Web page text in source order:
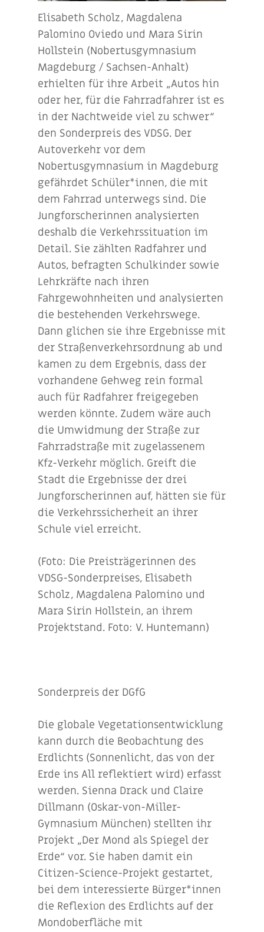
Elisabeth Scholz, Magdalena
Palomino Oviedo und Mara Sirin
Hollstein (Nobertusgymnasium
Magdeburg / Sachsen-Anhalt)
erhielten für ihre Arbeit „Autos hin
oder her, für die Fahrradfahrer ist es
in der Nachtweide viel zu schwer“
den Sonderpreis des VDSG. Der
Autoverkehr vor dem
Nobertusgymnasium in Magdeburg
gefährdet Schüler*innen, die mit
dem Fahrrad unterwegs sind. Die
Jungforscherinnen analysierten
deshalb die Verkehrssituation im
Detail. Sie zählten Radfahrer und
Autos, befragten Schulkinder sowie
Lehrkräfte nach ihren
Fahrgewohnheiten und analysierten
die bestehenden Verkehrswege.
Dann glichen sie ihre Ergebnisse mit
der Straßenverkehrsordnung ab und
kamen zu dem Ergebnis, dass der
vorhandene Gehweg rein formal
auch für Radfahrer freigegeben
werden könnte. Zudem wäre auch
die Umwidmung der Straße zur
Fahrradstraße mit zugelassenem
Kfz-Verkehr möglich. Greift die
Stadt die Ergebnisse der drei
Jungforscherinnen auf, hätten sie für
die Verkehrssicherheit an ihrer
Schule viel erreicht.
(Foto: Die Preisträgerinnen des
VDSG-Sonderpreises, Elisabeth
Scholz, Magdalena Palomino und
Mara Sirin Hollstein, an ihrem
Projektstand. Foto: V. Huntemann)
Sonderpreis der DGfG
Die globale Vegetationsentwicklung
kann durch die Beobachtung des
Erdlichts (Sonnenlicht, das von der
Erde ins All reflektiert wird) erfasst
werden. Sienna Drack und Claire
Dillmann (Oskar-von-Miller-
Gymnasium München) stellten ihr
Projekt „Der Mond als Spiegel der
Erde“ vor. Sie haben damit ein
Citizen-Science-Projekt gestartet,
bei dem interessierte Bürger*innen
die Reflexion des Erdlichts auf der
Mondoberfläche mit